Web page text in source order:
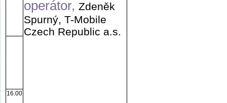
operátor, Zdeněk
Spurný, T-Mobile
Czech Republic a.s.
16.00